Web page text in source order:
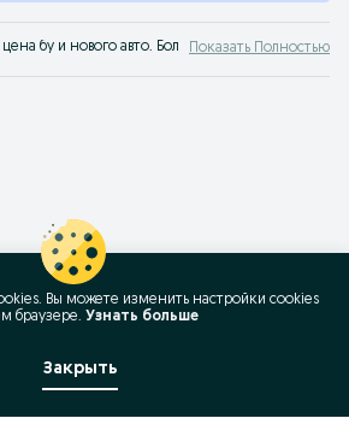
цена бу и нового авто. Большой выбор
Показать Полностью
Вы можете изменить настройки cookies
браузере. Узнать больше
Закрыть